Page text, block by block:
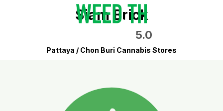
Siam Brick
5.0
Pattaya / Chon Buri Cannabis Stores